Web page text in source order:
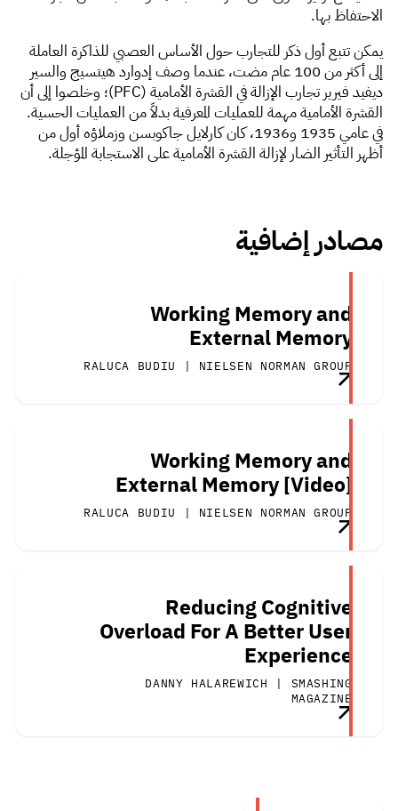
الاحتفاظ بها.
يمكن تتبع أول ذكر للتجارب حول الأساس العصبي للذاكرة العاملة
إلى أكثر من 100 عام مضت، عندما وصف إدوارد هيتسيج والسير
ديفيد فيرير تجارب الإزالة في القشرة الأمامية (PFC)؛ وخلصوا إلى أن
القشرة الأمامية مهمة للعمليات المعرفية بدلاً من العمليات الحسية.
في عامي 1935 و1936، كان كارلايل جاكوبسن وزملاؤه أول من
أظهر التأثير الضار لإزالة القشرة الأمامية على الاستجابة المؤجلة.
مصادر إضافية
Working Memory and
External Memory
RALUCA BUDIU | NIELSEN NORMAN GROUP
Working Memory and
External Memory [Video]
RALUCA BUDIU | NIELSEN NORMAN GROUP
Reducing Cognitive
Overload For A Better User
Experience
DANNY HALAREWICH | SMASHING
MAGAZINE